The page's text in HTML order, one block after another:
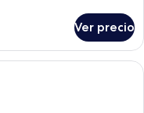
Ver precio
cama hipoalergénica y caja